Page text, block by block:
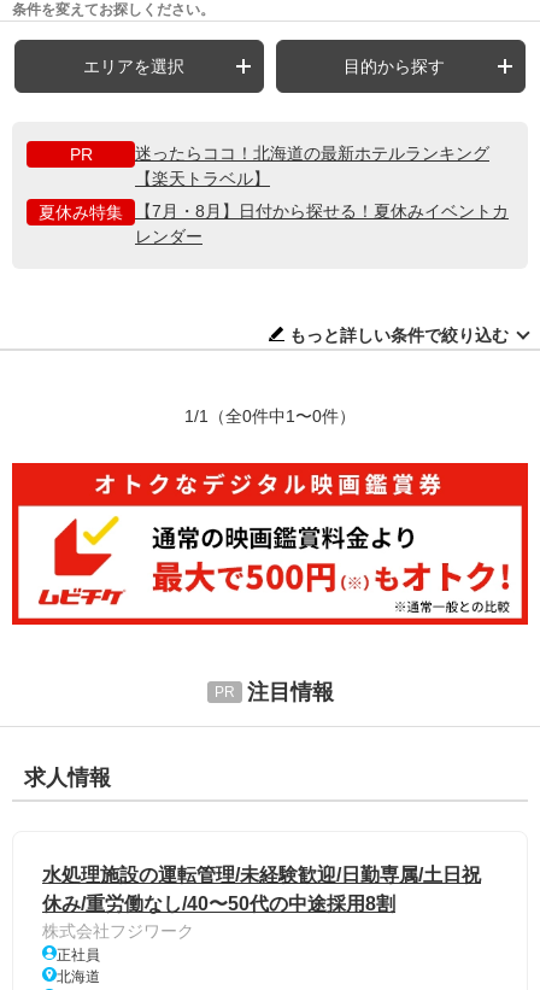
条件を変えてお探しください。
エリアを選択 目的から探す
PR
迷ったらココ！北海道の最新ホテルランキング
【楽天トラベル】
夏休み特集
【7月・8月】日付から探せる！夏休みイベントカ
レンダー
もっと詳しい条件で絞り込む
1/1 （全0件中1〜0件）
注目情報
求人情報
水処理施設の運転管理/未経験歓迎/日勤専属/土日祝
休み/重労働なし/40〜50代の中途採用8割
株式会社フジワーク
正社員
北海道